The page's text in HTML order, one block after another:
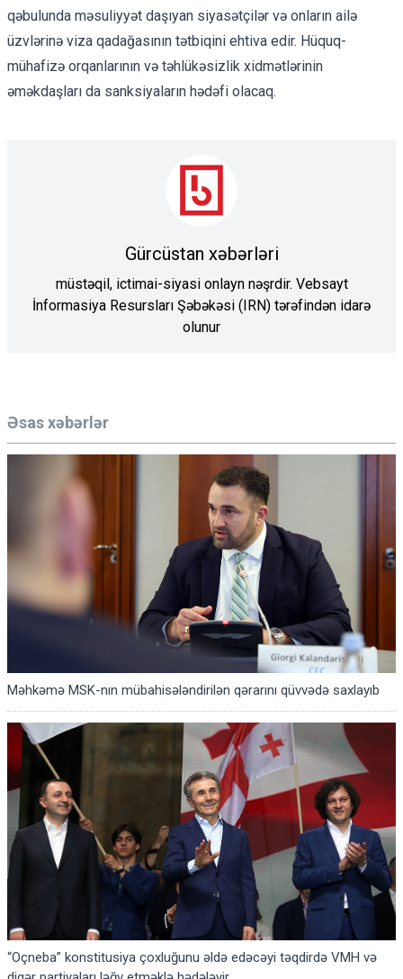
Əsas xəbərlər
Məhkəmə MSK-nın mübahisələndirilən qərarını qüvvədə saxlayıb
“Oçneba” konstitusiya çoxluğunu əldə edəcəyi təqdirdə VMH və
qəbulunda məsuliyyət daşıyan siyasətçilər və onların ailə
üzvlərinə viza qadağasının tətbiqini ehtiva edir. Hüquq-
mühafizə orqanlarının və təhlükəsizlik xidmətlərinin
əməkdaşları da sanksiyaların hədəfi olacaq.
Gürcüstan xəbərləri
müstəqil, ictimai-siyasi onlayn nəşrdir. Vebsayt
İnformasiya Resursları Şəbəkəsi (IRN) tərəfindən idarə
olunur